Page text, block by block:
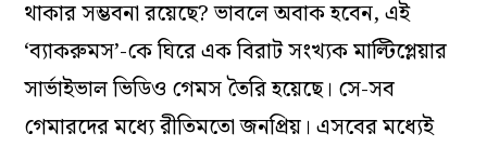
থাকার সম্ভবনা রয়েছে? ভাবলে অবাক হবেন, এই
‘ব্যাকরুমস’-কে ঘিরে এক বিরাট সংখ্যক মাল্টিপ্লেয়ার
সার্ভাইভাল ভিডিও গেমস তৈরি হয়েছে। সে-সব
গেমারদের মধ্যে রীতিমতো জনপ্রিয়। এসবের মধ্যেই